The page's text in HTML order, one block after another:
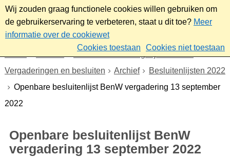
Wij zouden graag functionele cookies willen gebruiken om
de gebruikerservaring te verbeteren, staat u dit toe? Meer
informatie over de cookiewet
Cookies toestaan
Cookies niet toestaan
Gemeenteraad/Dagelijks bestuur
Vergaderingen en besluiten
Archief
Besluitenlijsten 2022
Openbare besluitenlijst BenW vergadering 13 september
2022
Openbare besluitenlijst BenW
vergadering 13 september 2022